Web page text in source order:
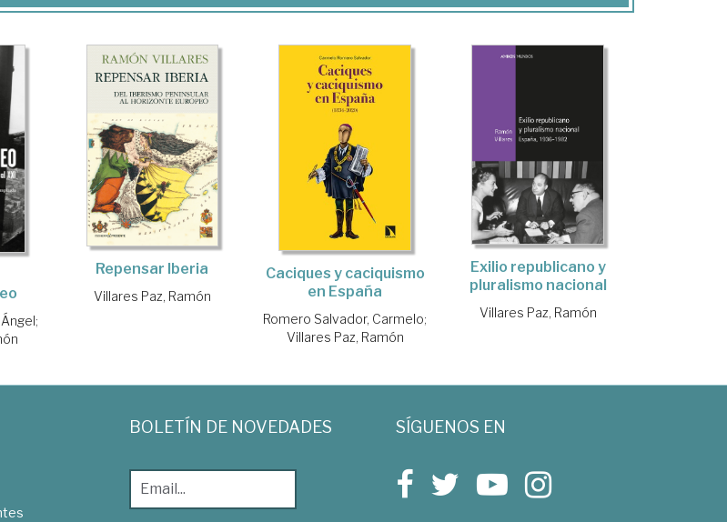
;
Repensar Iberia
Villares Paz, Ramón
Caciques y caciquismo
en España
Romero Salvador, Carmelo;
Villares Paz, Ramón
Exilio republicano y
pluralismo nacional
Villares Paz, Ramón
BOLETÍN DE NOVEDADES SÍGUENOS EN